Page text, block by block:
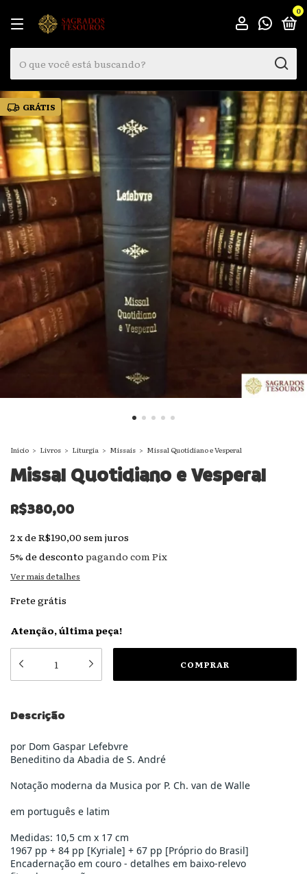
0
GRÁTIS
Início > Livros > Liturgia > Missais > Missal Quotidiano e Vesperal
Missal Quotidiano e Vesperal
R$380,00
2xde R$190,00 sem juros
5% de desconto pagando com Pix
Ver mais detalhes
Frete grátis
Atenção, última peça!
Descrição
por Dom Gaspar Lefebvre
Beneditino da Abadia de S. André
Notação moderna da Musica por P. Ch. van de Walle
em português e latim
Medidas: 10,5 cm x 17 cm
1967 pp + 84 pp [Kyriale] + 67 pp [Próprio do Brasil]
Encadernação em couro - detalhes em baixo-relevo